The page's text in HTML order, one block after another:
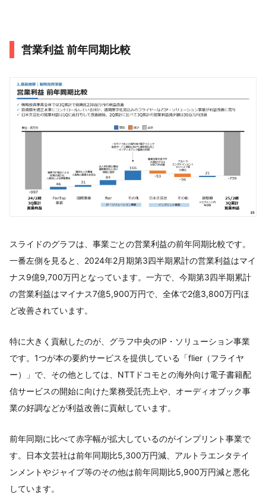
営業利益 前年同期比較
スライドのグラフは、事業ごとの営業利益の前年同期比較です。
一番左側を見ると、2024年2月期第3四半期累計の営業利益はマイ
ナス9億9,700万円となっています。一方で、今期第3四半期累計
の営業利益はマイナス7億5,900万円で、全体で2億3,800万円ほ
ど改善されています。
特に大きく貢献したのが、グラフ中央のIP・ソリューション事業
です。1つが本の要約サービスを提供している「flier（フライヤ
ー）」で、その他としては、NTTドコモとの海外向け電子書籍配
信サービスの開始に向けた業務受託売上や、オーディオブック事
業の好調などが利益改善に貢献しています。
前年同期に比べて赤字幅が拡大しているのがインプリント事業で
す。日本文芸社は前年同期比5,300万円減、アルトラエンタテイ
ンメントやジャイブ等のその他は前年同期比5,900万円減と悪化
しています。